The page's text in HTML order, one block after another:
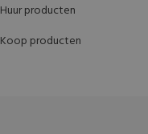
Huur producten
Koop producten